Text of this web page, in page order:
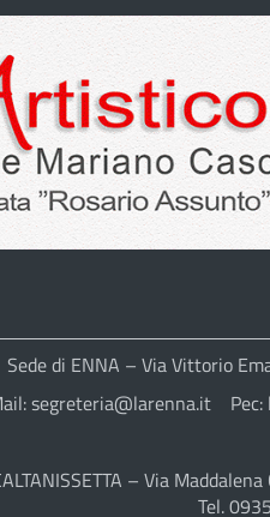
Sede di ENNA – Via Vittorio
segreteria@larenna.it Pec:
– Via
Tel.